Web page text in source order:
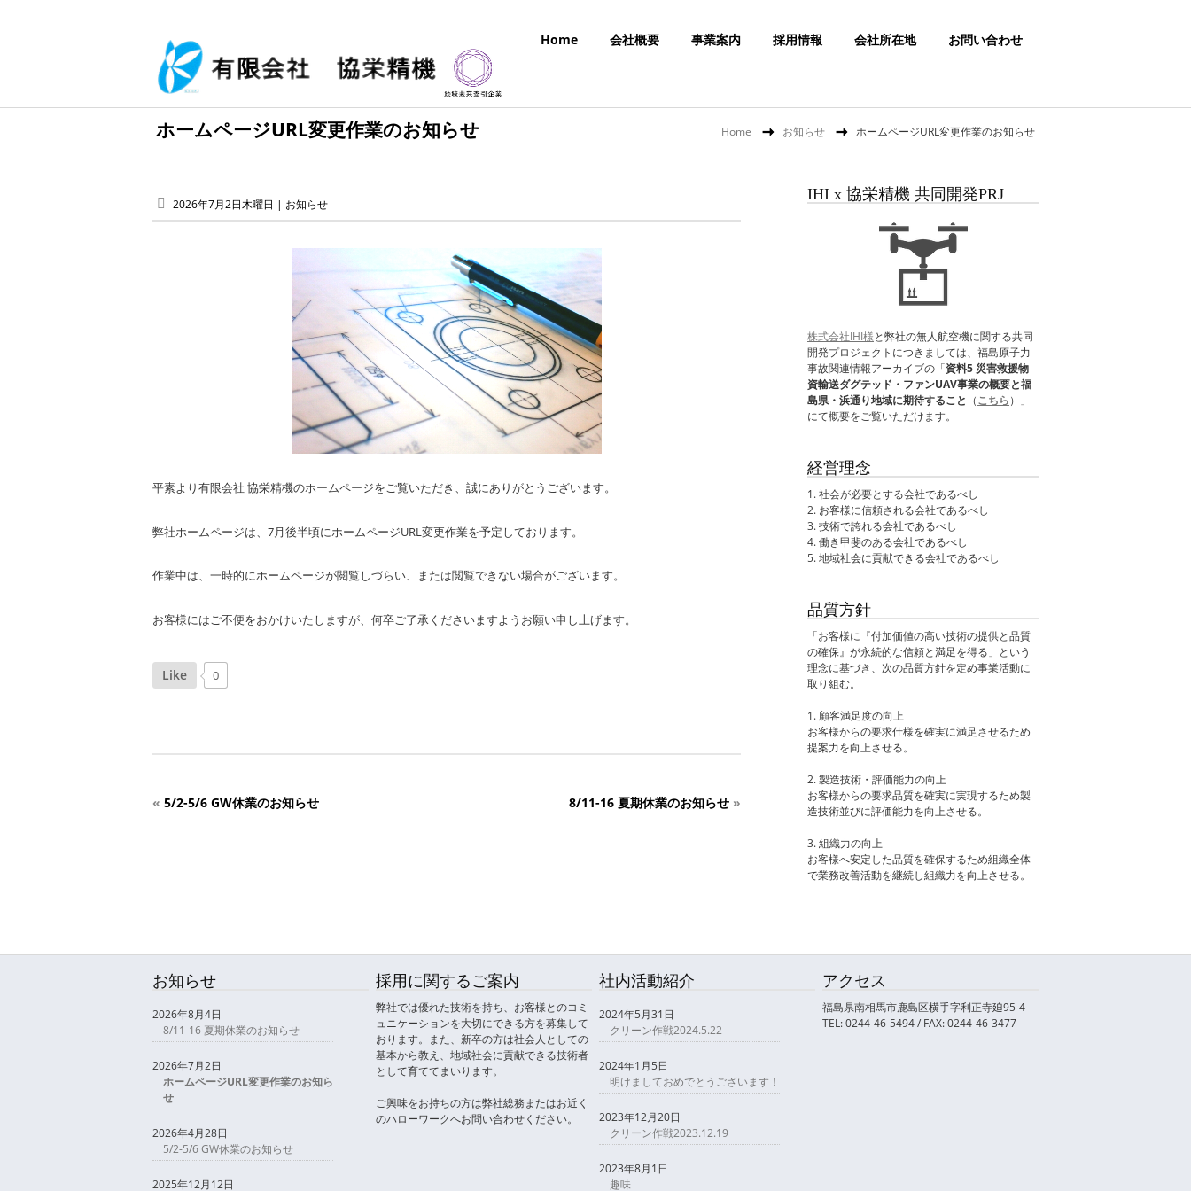
Home 会社概要 事業案内 採用情報 会社所在地 お問い合わせ
Home お知らせ ホームページURL変更作業のお知らせ
ホームページURL変更作業のお知らせ
2026年7月2日木曜日 | お知らせ
平素より有限会社 協栄精機のホームページをご覧いただき、誠にありがとうございます。
弊社ホームページは、7月後半頃にホームページURL変更作業を予定しております。
作業中は、一時的にホームページが閲覧しづらい、または閲覧できない場合がございます。
お客様にはご不便をおかけいたしますが、何卒ご了承くださいますようお願い申し上げます。
Like 0
« 5/2-5/6 GW休業のお知らせ 8/11-16 夏期休業のお知らせ »
IHI x 協栄精機 共同開発PRJ
株式会社IHI様と弊社の無人航空機に関する共同
開発プロジェクトにつきましては、福島原子力
事故関連情報アーカイブの「資料5 災害救援物
資輸送ダグテッド・ファンUAV事業の概要と福
島県・浜通り地域に期待すること （こちら）」
にて概要をご覧いただけます。
経営理念
1. 社会が必要とする会社であるべし
2. お客様に信頼される会社であるべし
3. 技術で誇れる会社であるべし
4. 働き甲斐のある会社であるべし
5. 地域社会に貢献できる会社であるべし
品質方針
「お客様に『付加価値の高い技術の提供と品質
の確保』が永続的な信頼と満足を得る」という
理念に基づき、次の品質方針を定め事業活動に
取り組む。
1. 顧客満足度の向上
お客様からの要求仕様を確実に満足させるため
提案力を向上させる。
2. 製造技術・評価能力の向上
お客様からの要求品質を確実に実現するため製
造技術並びに評価能力を向上させる。
3. 組織力の向上
お客様へ安定した品質を確保するため組織全体
で業務改善活動を継続し組織力を向上させる。
お知らせ
2026年8月4日
8/11-16 夏期休業のお知らせ
2026年7月2日
ホームページURL変更作業のお知ら
せ
2026年4月28日
5/2-5/6 GW休業のお知らせ
2025年12月12日
採用に関するご案内
弊社では優れた技術を持ち、お客様とのコミ
ュニケーションを大切にできる方を募集して
おります。また、新卒の方は社会人としての
基本から教え、地域社会に貢献できる技術者
として育ててまいります。
ご興味をお持ちの方は弊社総務またはお近く
のハローワークへお問い合わせください。
社内活動紹介
2024年5月31日
クリーン作戦2024.5.22
2024年1月5日
明けましておめでとうございます！
2023年12月20日
クリーン作戦2023.12.19
2023年8月1日
趣味
アクセス
福島県南相馬市鹿島区横手字利正寺廹95-4
TEL: 0244-46-5494 / FAX: 0244-46-3477